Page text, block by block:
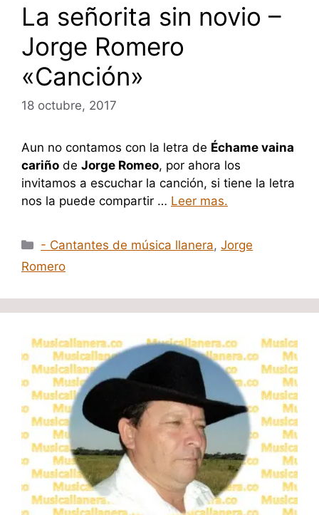
La señorita sin novio –
Jorge Romero
«Canción»
18 octubre, 2017
Aun no contamos con la letra de Échame vaina
cariño de Jorge Romeo, por ahora los
invitamos a escuchar la canción, si tiene la letra
nos la puede compartir … Leer mas.
Categorías
- Cantantes de música llanera,Jorge
Romero